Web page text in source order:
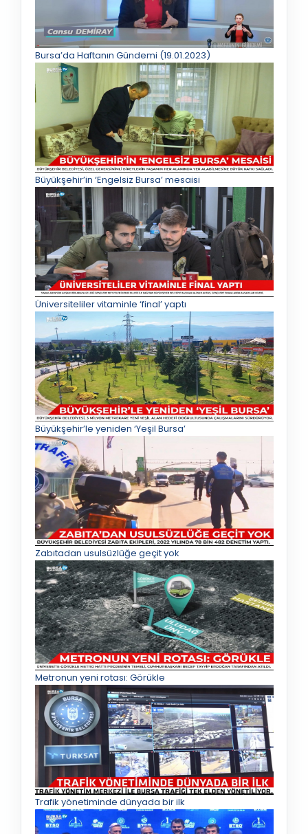
Bursa’da Haftanın Gündemi (19.01.2023)
Büyükşehir’in ‘Engelsiz Bursa’ mesaisi
Üniversiteliler vitaminle ‘final’ yaptı
Büyükşehir’le yeniden ‘Yeşil Bursa’
Zabıtadan usulsüzlüğe geçit yok
Metronun yeni rotası: Görükle
Trafik yönetiminde dünyada bir ilk